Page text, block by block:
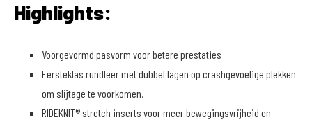
Highlights:
Voorgevormd pasvorm voor betere prestaties
Eersteklas rundleer met dubbel lagen op crashgevoelige plekken
om slijtage te voorkomen.
RIDEKNIT® stretch inserts voor meer bewegingsvrijheid en